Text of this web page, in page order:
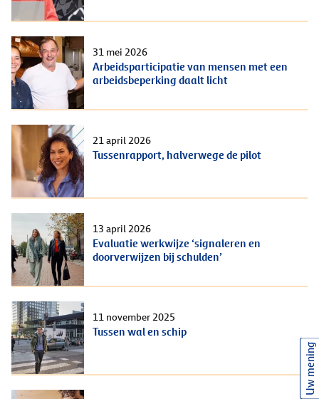
31 mei 2026
Arbeidsparticipatie van mensen met een
arbeidsbeperking daalt licht
21 april 2026
Tussenrapport, halverwege de pilot
13 april 2026
Evaluatie werkwijze ‘signaleren en
doorverwijzen bij schulden’
11 november 2025
Tussen wal en schip
Uw mening